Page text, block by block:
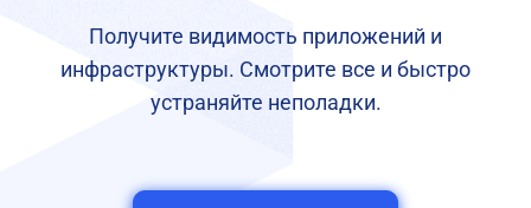
Получите видимость приложений и
инфраструктуры. Смотрите все и быстро
устраняйте неполадки.